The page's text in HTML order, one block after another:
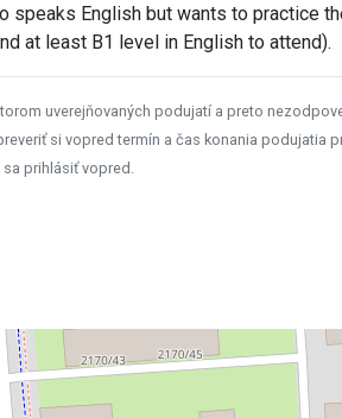
speaks English but wants to practice
at least B1 level in English to attend).
uverejňovaných podujatí a preto
si vopred termín a čas konania podujatia
prihlásiť vopred.